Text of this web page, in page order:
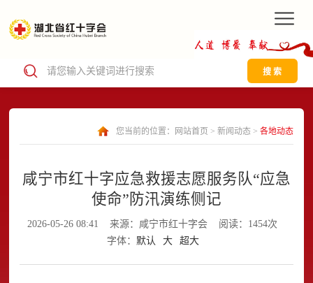
搜 索
您当前的位置： 网站首页 > 新闻动态> 各地动态
咸宁市红十字应急救援志愿服务队“应急
使命”防汛演练侧记
2026-05-26 08:41 来源：咸宁市红十字会
阅读：1454次
字体： 默认 大 超大